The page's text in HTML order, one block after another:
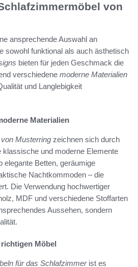
von
ansprechende Auswahl an
sowohl funktional als auch ästhetisch
bieten für jeden Geschmack die
verschiedene moderne Materialien
und Langlebigkeit
Materialien
Musterring zeichnen sich durch
klassische und moderne Elemente
elegante Betten, geräumige
Nachtkommoden – die
Die Verwendung hochwertiger
MDF und verschiedene Stoffarten
Aussehen, sondern
Möbel
für das Schlafzimmerist es